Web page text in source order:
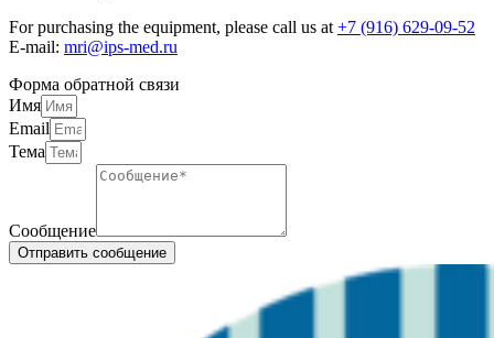
For purchasing the equipment, please call us at +7 (916) 629-09-52
E-mail: mri@ips-med.ru
Форма обратной связи
Имя
Email
Тема
Сообщение
Отправить сообщение